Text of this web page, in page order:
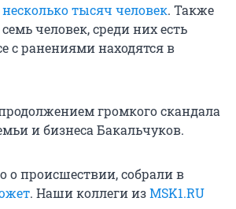
несколько тысяч человек. Также
человек, среди них есть
с ранениями находятся в
громкого скандала
и бизнеса Бакальчуков.
о происшествии, собрали в
. Наши коллеги изMSK1.RU